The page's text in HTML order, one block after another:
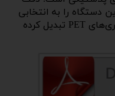
دستگاه را به انتخابی
ایده‌آل برای بررسی مقاومت و ایمنی بطری‌های PET تبدیل کرده